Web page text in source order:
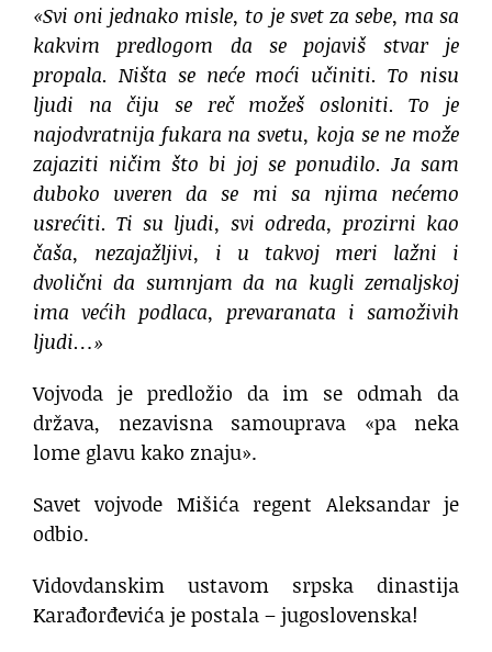
«Svi oni jednako misle, to je svet za sebe, ma sa
kakvim predlogom da se pojaviš stvar je
propala. Ništa se neće moći učiniti. To nisu
ljudi na čiju se reč možeš osloniti. To je
najodvratnija fukara na svetu, koja se ne može
zajaziti ničim što bi joj se ponudilo. Ja sam
duboko uveren da se mi sa njima nećemo
usrećiti. Ti su ljudi, svi odreda, prozirni kao
čaša, nezajažljivi, i u takvoj meri lažni i
dvolični da sumnjam da na kugli zemaljskoj
ima većih podlaca, prevaranata i samoživih
ljudi…»
Vojvoda je predložio da im se odmah da
država, nezavisna samouprava «pa neka
lome glavu kako znaju».
Savet vojvode Mišića regent Aleksandar je
odbio.
Vidovdanskim ustavom srpska dinastija
Karađorđevića je postala – jugoslovenska!